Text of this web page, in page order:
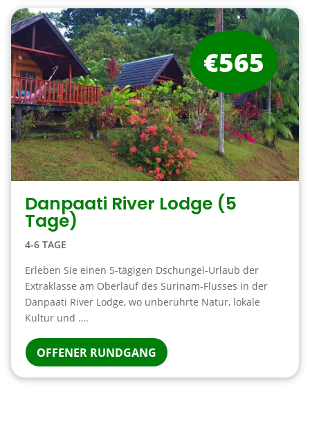
Danpaati River Lodge (5
Tage)
4-6 TAGE
Erleben Sie einen 5-tägigen Dschungel-Urlaub der
Extraklasse am Oberlauf des Surinam-Flusses in der
Danpaati River Lodge, wo unberührte Natur, lokale
Kultur und ….
OFFENER RUNDGANG
€565